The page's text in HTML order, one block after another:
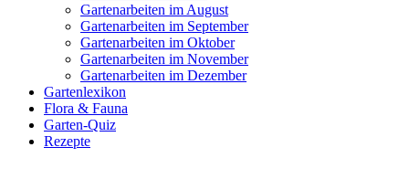
Gartenarbeiten im August
Gartenarbeiten im September
Gartenarbeiten im Oktober
Gartenarbeiten im November
Gartenarbeiten im Dezember
Gartenlexikon
Flora & Fauna
Garten-Quiz
Rezepte